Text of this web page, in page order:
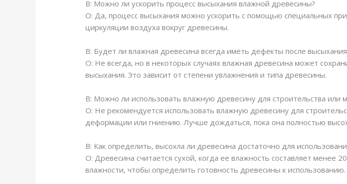
В: Можно ли ускорить процесс высыхания влажной древесины?
О: Да, процесс высыхания можно ускорить с помощью специальных
циркуляции воздуха вокруг древесины.
В: Будет ли влажная древесина всегда иметь дефекты после
О: Не всегда, но в некоторых случаях влажная древесина может
высыхания. Это зависит от степени увлажнения и типа древесины.
В: Можно ли использовать влажную древесину для строительства или
О: Не рекомендуется использовать влажную древесину для
деформации или гниению. Лучше дождаться, пока она полностью
В: Как определить, высохла ли древесина достаточно для
О: Древесина считается сухой, когда ее влажность составляет
влажности, чтобы определить готовность древесины к использованию.